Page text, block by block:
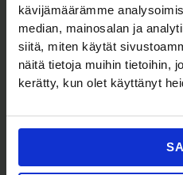
kävijämäärämme
median, mainosalan ja
siitä, miten käytät
näitä tietoja muihin tietoihin,
kerätty, kun olet käyttänyt